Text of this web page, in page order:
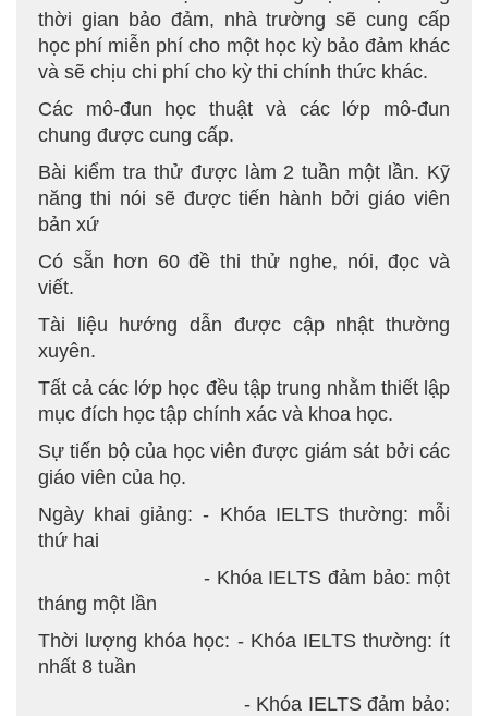
thời gian bảo đảm, nhà trường sẽ cung cấp
học phí miễn phí cho một học kỳ bảo đảm khác
và sẽ chịu chi phí cho kỳ thi chính thức khác.
Các mô-đun học thuật và các lớp mô-đun
chung được cung cấp.
Bài kiểm tra thử được làm 2 tuần một lần. Kỹ
năng thi nói sẽ được tiến hành bởi giáo viên
bản xứ
Có sẵn hơn 60 đề thi thử nghe, nói, đọc và
viết.
Tài liệu hướng dẫn được cập nhật thường
xuyên.
Tất cả các lớp học đều tập trung nhằm thiết lập
mục đích học tập chính xác và khoa học.
Sự tiến bộ của học viên được giám sát bởi các
giáo viên của họ.
Ngày khai giảng: - Khóa IELTS thường: mỗi
thứ hai
- Khóa IELTS đảm bảo: một
tháng một lần
Thời lượng khóa học: - Khóa IELTS thường: ít
nhất 8 tuần
- Khóa IELTS đảm bảo: